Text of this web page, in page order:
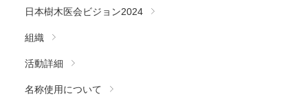
日本樹木医会ビジョン2024
組織
活動詳細
名称使用について